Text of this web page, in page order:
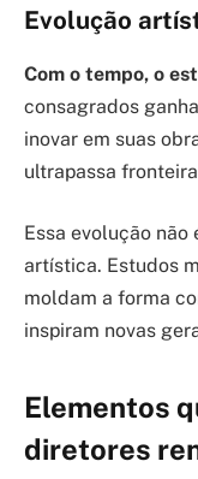
Evolução
Com o tempo, o
consagrados
inovar em suas
ultrapassa
Essa evolução
artística. Estudos
moldam a forma
inspiram novas
Elementos
diretores